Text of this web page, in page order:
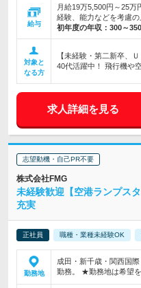
給与
月給19万5,500円～25万
経験、能力などを考慮
初年度の年収： 300～
対象と
なる方
【未経験・第二新卒、
40代活躍中！ 飛行機や
求人詳細を見る
志望動機・自己PR不要
株式会社FMG
未経験歓迎【空港ランプス
充実
正社員 職種・業種未経験OK
勤務地
成田・新千歳・関西国
勤務。 ★勤務地は希望